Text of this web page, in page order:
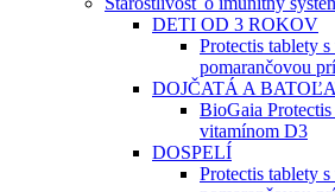
DETI OD 3 ROKOV
Protectis tablety
pomarančovou
DOJČATÁ A
BioGaia
vitamínom D3
DOSPELÍ
Protectis tablety